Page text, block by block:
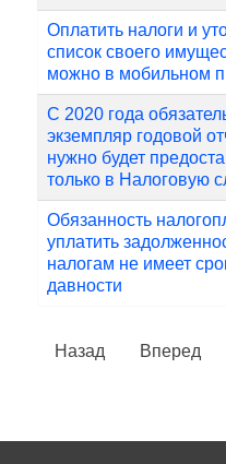
Оплатить налоги и
список своего
можно в мобильном
С 2020 года
экземпляр годовой
нужно будет
только в Налоговую
Обязанность
уплатить
налогам не имеет
давности
Назад Вперед